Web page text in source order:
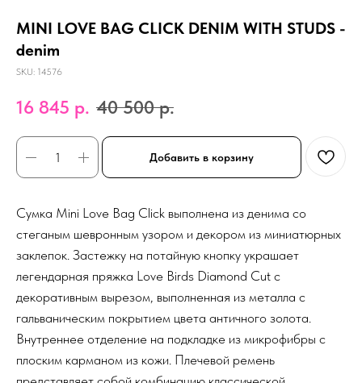
MINI LOVE BAG CLICK DENIM WITH STUDS -
denim
SKU: 14576
16 845 р. 40 500 р.
Добавить в корзину
Сумка Mini Love Bag Click выполнена из денима со
стеганым шевронным узором и декором из миниатюрных
заклепок. Застежку на потайную кнопку украшает
легендарная пряжка Love Birds Diamond Cut с
декоративным вырезом, выполненная из металла с
гальваническим покрытием цвета античного золота.
Внутреннее отделение на подкладке из микрофибры с
плоским карманом из кожи. Плечевой ремень